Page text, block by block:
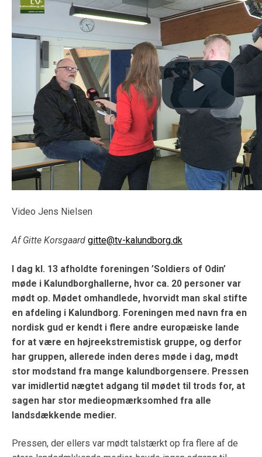
Video Jens Nielsen
Af Gitte Korsgaard gitte@tv-kalundborg.dk
I dag kl. 13 afholdte foreningen ’Soldiers of Odin’
møde i Kalundborghallerne, hvor ca. 20 personer var
mødt op. Mødet omhandlede, hvorvidt man skal stifte
en afdeling i Kalundborg. Foreningen med navn fra en
nordisk gud er kendt i flere andre europæiske lande
for at være en højreekstremistisk gruppe, og derfor
har gruppen, allerede inden deres møde i dag, mødt
stor modstand fra mange kalundborgensere. Pressen
var imidlertid nægtet adgang til mødet til trods for, at
sagen har stor medieopmærksomhed fra alle
landsdækkende medier.
Pressen, der ellers var mødt talstærkt op fra flere af de